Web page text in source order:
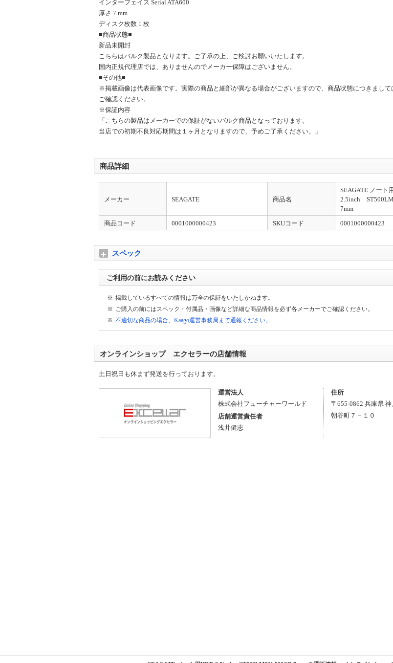
インターフェイス Serial ATA600
厚さ 7 mm
ディスク枚数 1 枚
■商品状態■
新品未開封
こちらはバルク製品となります。ご了承の上、ご検討お願いいたします。
国内正規代理店では、ありませんのでメーカー保障はございません。
■その他■
※掲載画像は代表画像です。実際の商品と細部が異なる場合がございますので、商品状態につきまして
ご確認ください。
※保証内容
「こちらの製品はメーカーでの保証がないバルク商品となっております。
当店での初期不良対応期間は１ヶ月となりますので、予めご了承ください。」
商品詳細
メーカー SEAGATE 商品名
SEAGATE ノート
2.5inch
7mm
商品コード
0001000000423 SKUコード 0001000000423
スペック
ご利用の前にお読みください
※ 掲載しているすべての情報は万全の保証をいたしかねます。
※ ご購入の前にはスペック・付属品・画像など詳細な商品情報を必ず各メーカーでご確認ください。
※ 不適切な商品の場合、Kaago運営事務局まで通報ください。
オンラインショップ エクセラーの店舗情報
土日祝日も休まず発送を行っております。
運営法人
株式会社フューチャーワールド
店舗運営責任者
浅井健志
住所
〒 655-0862 兵庫県 神
朝谷町７－１０